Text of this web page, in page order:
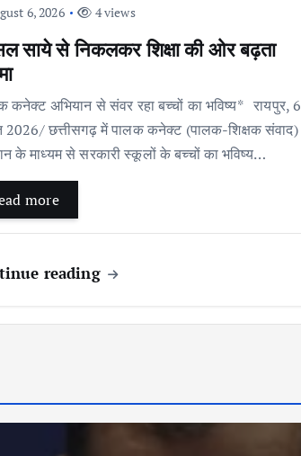
6, 2026
4 views
साये से निकलकर शिक्षा की ओर बढ़ता
कनेक्ट अभियान से संवर रहा बच्चों का भविष्य* रायपुर, 6
2026/ छत्तीसगढ़ में पालक कनेक्ट (पालक-शिक्षक संवाद)
के माध्यम से सरकारी स्कूलों के बच्चों का भविष्य…
more
reading